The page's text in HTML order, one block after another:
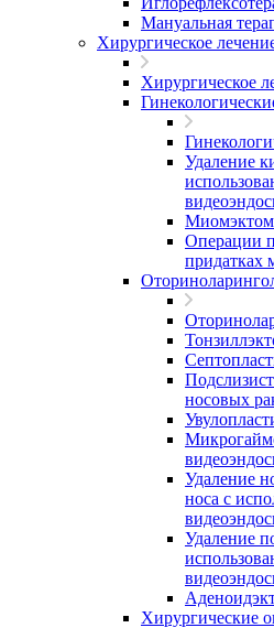
Мануальная
Хирургическое
Хирургическое
Удаление
Операции
придатках
носовых
Удаление
носа с
Удаление
Хирургические